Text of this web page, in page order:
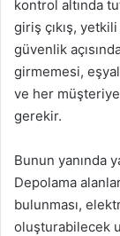
kontrol altında
giriş çıkış,
güvenlik
girmemesi,
ve her
gerekir.
Bunun yanında
Depolama
bulunması,
oluşturabilecek